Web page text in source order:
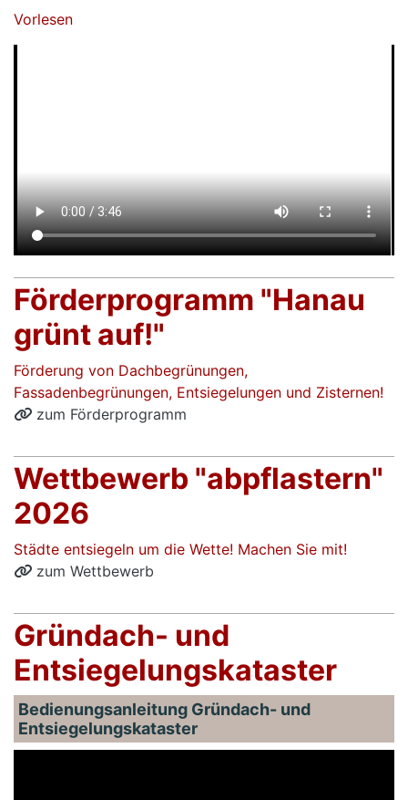
Vorlesen
Förderprogramm "Hanau
grünt auf!"
Förderung von Dachbegrünungen,
Fassadenbegrünungen, Entsiegelungen und Zisternen!
zum Förderprogramm
Wettbewerb "abpflastern"
2026
Städte entsiegeln um die Wette! Machen Sie mit!
zum Wettbewerb
Gründach- und
Entsiegelungskataster
Bedienungsanleitung Gründach- und
Entsiegelungskataster